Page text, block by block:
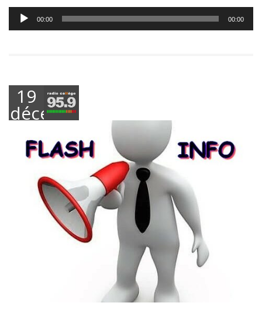
Lecteur
audio
00:00 00:00
19
décembre